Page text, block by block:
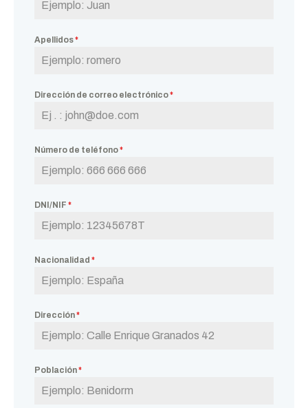
Apellidos*
Dirección de correo electrónico*
Número de teléfono*
DNI/NIF *
Nacionalidad *
Dirección*
Población*